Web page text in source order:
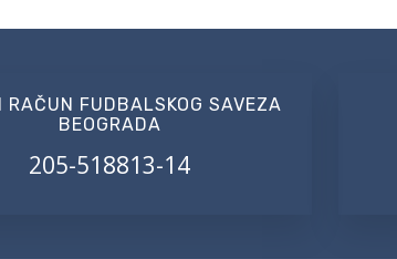
RAČUN FUDBALSKOG SAVEZA
BEOGRADA
205-518813-14